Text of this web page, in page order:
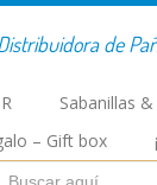
de
Sabanillas
– Gift box